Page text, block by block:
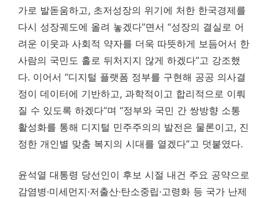
가로 발돋움하고, 초저성장의 위기에 처한 한국경제를
다시 성장궤도에 올려 놓겠다”면서 “성장의 결실로 어
려운 이웃과 사회적 약자를 더욱 따뜻하게 보듬어서 한
사람의 국민도 홀로 뒤처지지 않게 하겠다”고 강조했
다. 이어서 “디지털 플랫폼 정부를 구현해 공공 의사결
정이 데이터에 기반하고, 과학적이고 합리적으로 이뤄
질 수 있도록 하겠다”며 “정부와 국민 간 쌍방향 소통
활성화를 통해 디지털 민주주의의 발전은 물론이고, 진
정한 개인별 맞춤 복지의 시대를 열겠다”고 덧붙였다.
윤석열 대통령 당선인이 후보 시절 내건 주요 공약으로
감염병·미세먼지·저출산·탄소중립·고령화 등 국가 난제